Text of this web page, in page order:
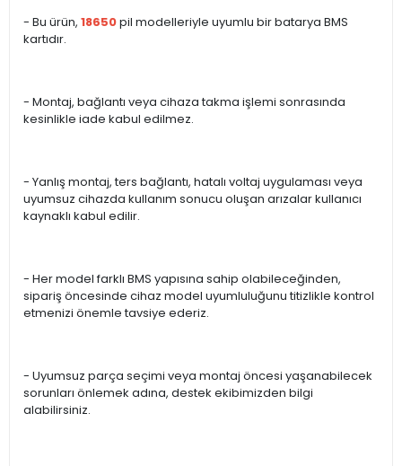
- Bu ürün, 18650pil modelleriyle uyumlu bir batarya BMS
kartıdır.
- Montaj, bağlantı veya cihaza takma işlemi sonrasında
kesinlikle iade kabul edilmez.
- Yanlış montaj, ters bağlantı, hatalı voltaj uygulaması veya
uyumsuz cihazda kullanım sonucu oluşan arızalar kullanıcı
kaynaklı kabul edilir.
- Her model farklı BMS yapısına sahip olabileceğinden,
sipariş öncesinde cihaz model uyumluluğunu titizlikle kontrol
etmenizi önemle tavsiye ederiz.
- Uyumsuz parça seçimi veya montaj öncesi yaşanabilecek
sorunları önlemek adına, destek ekibimizden bilgi
alabilirsiniz.